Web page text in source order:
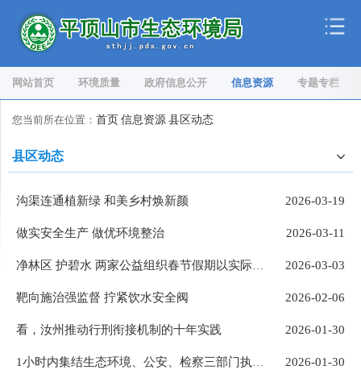
网站首页 环境质量 政府信息公开 信息资源 专题专栏
您当前所在位置： 首页 信息资源 县区动态
县区动态
沟渠连通植新绿 和美乡村焕新颜 2026-03-19
做实安全生产 做优环境整治 2026-03-11
净林区 护碧水 两家公益组织春节假期以实际行动守护 绿水青山 2026-03-03
靶向施治强监督 拧紧饮水安全阀 2026-02-06
看，汝州推动行刑衔接机制的十年实践 2026-01-30
1小时内集结生态环境、公安、检察三部门执法人，所为何事 2026-01-30